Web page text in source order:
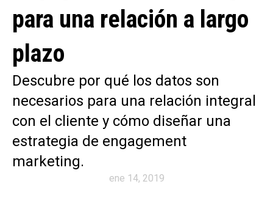
para una relación a largo
plazo
Descubre por qué los datos son
necesarios para una relación integral
con el cliente y cómo diseñar una
estrategia de engagement
marketing.
ene 14, 2019